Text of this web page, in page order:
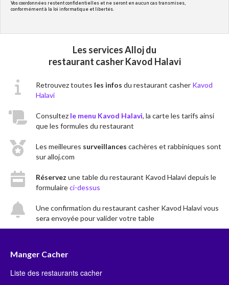
Vos coordonnées restent confidentielles et ne seront en aucun cas transmises,
conformément à la loi informatique et libertés.
Les services Alloj du
restaurant casher Kavod Halavi
Retrouvez toutes les infos du restaurant casher Kavod
Halavi
Consultez le menu Kavod Halavi, la carte les tarifs ainsi
que les formules du restaurant
Les meilleures surveillances cachères et rabbiniques sont
sur alloj.com
Réservez une table du restaurant Kavod Halavi depuis le
formulaireci-dessus
Une confirmation du restaurant casher Kavod Halavi vous
sera envoyée pour valider votre table
Manger Cacher
Liste des restaurants cacher